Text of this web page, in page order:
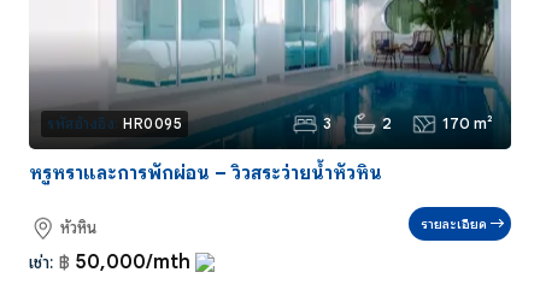
รหัสอ้างอิง: HR0095 3 2 170 m²
หรูหราและการพักผ่อน – วิวสระว่ายน้ำหัวหิน
หัวหิน
เช่า: ฿ 50,000/mth
รายละเอียด